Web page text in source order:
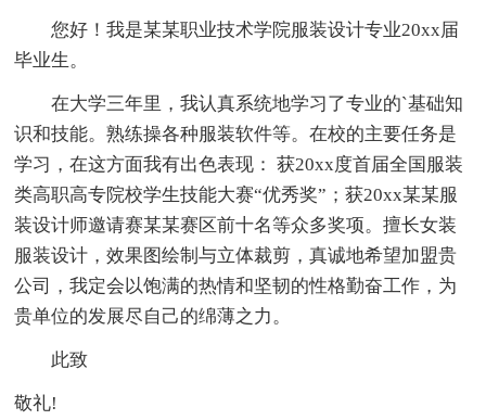
您好！我是某某职业技术学院服装设计专业20xx届
毕业生。
在大学三年里，我认真系统地学习了专业的`基础知
识和技能。熟练操各种服装软件等。在校的主要任务是
学习，在这方面我有出色表现： 获20xx度首届全国服装
类高职高专院校学生技能大赛“优秀奖”；获20xx某某服
装设计师邀请赛某某赛区前十名等众多奖项。擅长女装
服装设计，效果图绘制与立体裁剪，真诚地希望加盟贵
公司，我定会以饱满的热情和坚韧的性格勤奋工作，为
贵单位的发展尽自己的绵薄之力。
此致
敬礼!